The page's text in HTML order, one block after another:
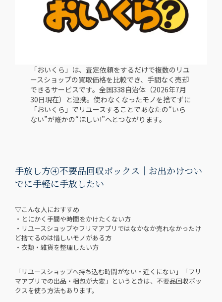
「おいくら」は、査定依頼をするだけで複数のリユ
ースショップの買取価格を比較でき、手間なく売却
できるサービスです。全国338自治体（2026年7月
30日現在）と連携。使わなくなったモノを捨てずに
「おいくら」でリユースすることであなたの“いら
ない”が誰かの“ほしい!”へとつながります。
手放し方④不要品回収ボックス｜お出かけつい
でに手軽に手放したい
▽こんな人におすすめ
・とにかく手間や時間をかけたくない方
・リユースショップやフリマアプリではなかなか売れなかったけ
ど捨てるのは惜しいモノがある方
・衣類・雑貨を整理したい方
「リユースショップへ持ち込む時間がない・近くにない」「フリ
マアプリでの出品・梱包が大変」というときは、不要品回収ボッ
クスを使う方法もあります。